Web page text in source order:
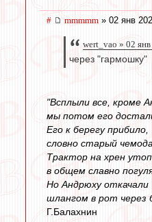
# mmmmm » 02 янв
wert_vao » 02
через "гармошку"
"Всплыли все, кроме
мы потом его
Его к берегу прибило,
словно старый
Трактор на хрен
в общем славно
Но Андрюху откачали
шлангом в рот через
Г.Балахнин